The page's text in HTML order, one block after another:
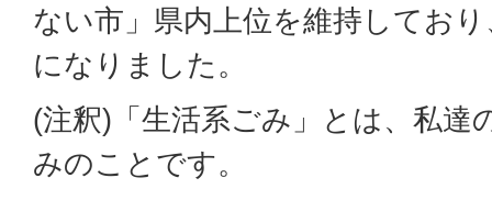
ない市」県内上位を維持してお
になりました。
(注釈)「生活系ごみ」とは、私達
みのことです。